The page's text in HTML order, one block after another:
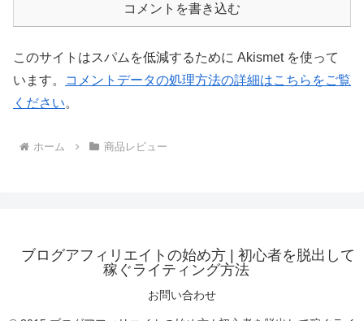
コメントを書き込む
このサイトはスパムを低減するために Akismet を使って
います。
コメントデータの処理方法の詳細はこちらをご覧
ください。
ホーム 商品レビュー
ブログアフィリエイトの始め方 | 初心者を脱出して
稼ぐライティング方法
お問い合わせ